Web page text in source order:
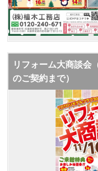
リフォーム大商談会
のご契約まで）